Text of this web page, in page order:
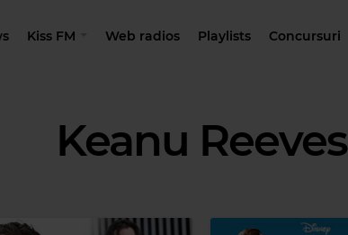
Kiss FM Web radios Playlists Concursuri
Keanu Reeves